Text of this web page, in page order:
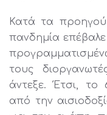
Κατά τα
πανδημία
τους
άντεξε. Έτσι, το
από την